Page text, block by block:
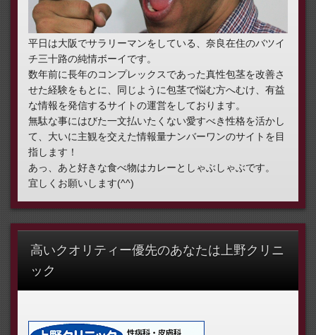
平日は大阪でサラリーマンをしている、奈良在住のバツイ
チ三十路の純情ボーイです。
数年前に長年のコンプレックスであった真性包茎を改善さ
せた経験をもとに、同じように包茎で悩む方へむけ、有益
な情報を発信するサイトの運営をしております。
無駄な事にはびた一文払いたくない愛すべき性格を活かし
て、大いに主観を交えた情報量ナンバーワンのサイトを目
指します！
あっ、あと好きな食べ物はカレーとしゃぶしゃぶです。
宜しくお願いします(^^)
高いクオリティー優先のあなたは上野クリニ
ック